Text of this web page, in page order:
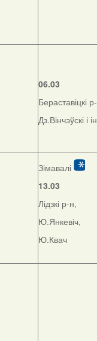
06.03
Бераставіцкі
Дз.Вінчэўскі і
Зімавалі
13.03
Лідзкі р-н,
Ю.Янкевіч,
Ю.Квач